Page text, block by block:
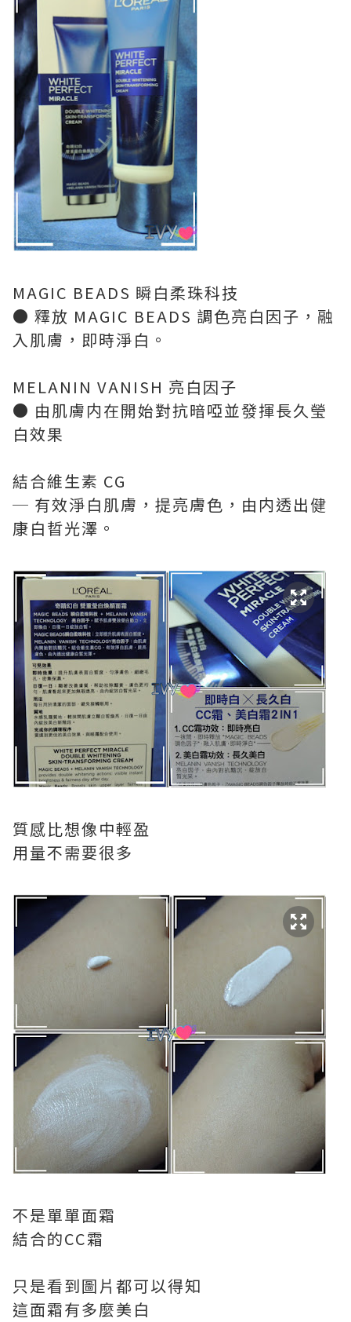
MAGIC BEADS 瞬白柔珠科技
● 釋放 MAGIC BEADS 調色亮白因子，融
入肌膚，即時淨白。
MELANIN VANISH 亮白因子
● 由肌膚内在開始對抗暗啞並發揮長久瑩
白效果
結合維生素 CG
─ 有效淨白肌膚，提亮膚色，由内透出健
康白晢光澤。
質感比想像中輕盈
用量不需要很多
不是單單面霜
結合的CC霜
只是看到圖片都可以得知
這面霜有多麼美白